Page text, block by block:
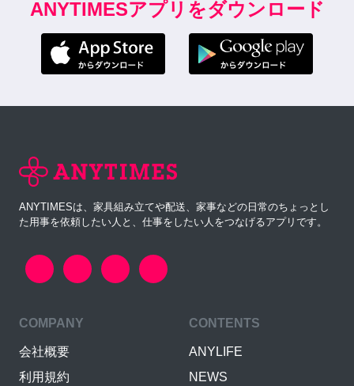
ANYTIMESアプリをダウンロード
ANYTIMESは、家具組み立てや配送、家事などの日常のちょっとし
た用事を依頼したい人と、仕事をしたい人をつなげるアプリです。
COMPANY
会社概要
利用規約
CONTENTS
ANYLIFE
NEWS